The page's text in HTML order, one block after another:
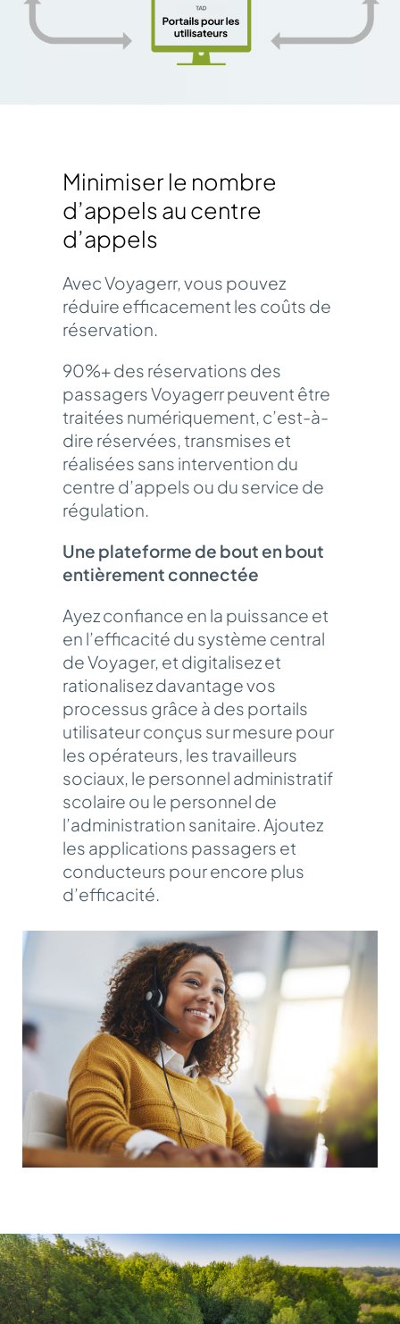
Minimiser le nombre
d’appels au centre
d’appels
Avec Voyagerr, vous pouvez
réduire efficacement les coûts de
réservation.
90%+ des réservations des
passagers Voyagerr peuvent être
traitées numériquement, c’est-à-
dire réservées, transmises et
réalisées sans intervention du
centre d’appels ou du service de
régulation.
Une plateforme de bout en bout
entièrement connectée
Ayez confiance en la puissance et
en l’efficacité du système central
de Voyager, et digitalisez et
rationalisez davantage vos
processus grâce à des portails
utilisateur conçus sur mesure pour
les opérateurs, les travailleurs
sociaux, le personnel administratif
scolaire ou le personnel de
l’administration sanitaire. Ajoutez
les applications passagers et
conducteurs pour encore plus
d’efficacité.